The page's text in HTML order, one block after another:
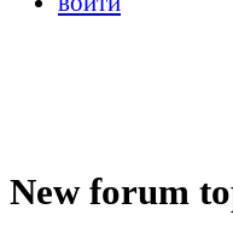
New forum